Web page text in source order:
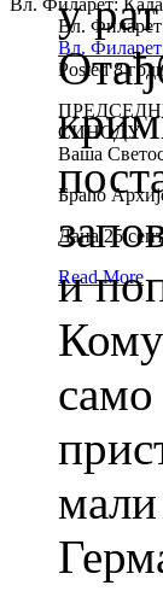
Вл.
Вл.
Posted 8
СИНОДУ
Ваша
Браћо
Дана
Read More
у
и
мали